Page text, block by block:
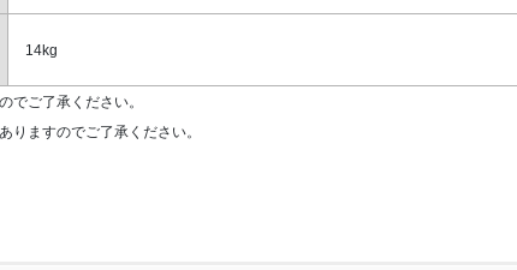
14kg
でご了承ください。
りますのでご了承ください。